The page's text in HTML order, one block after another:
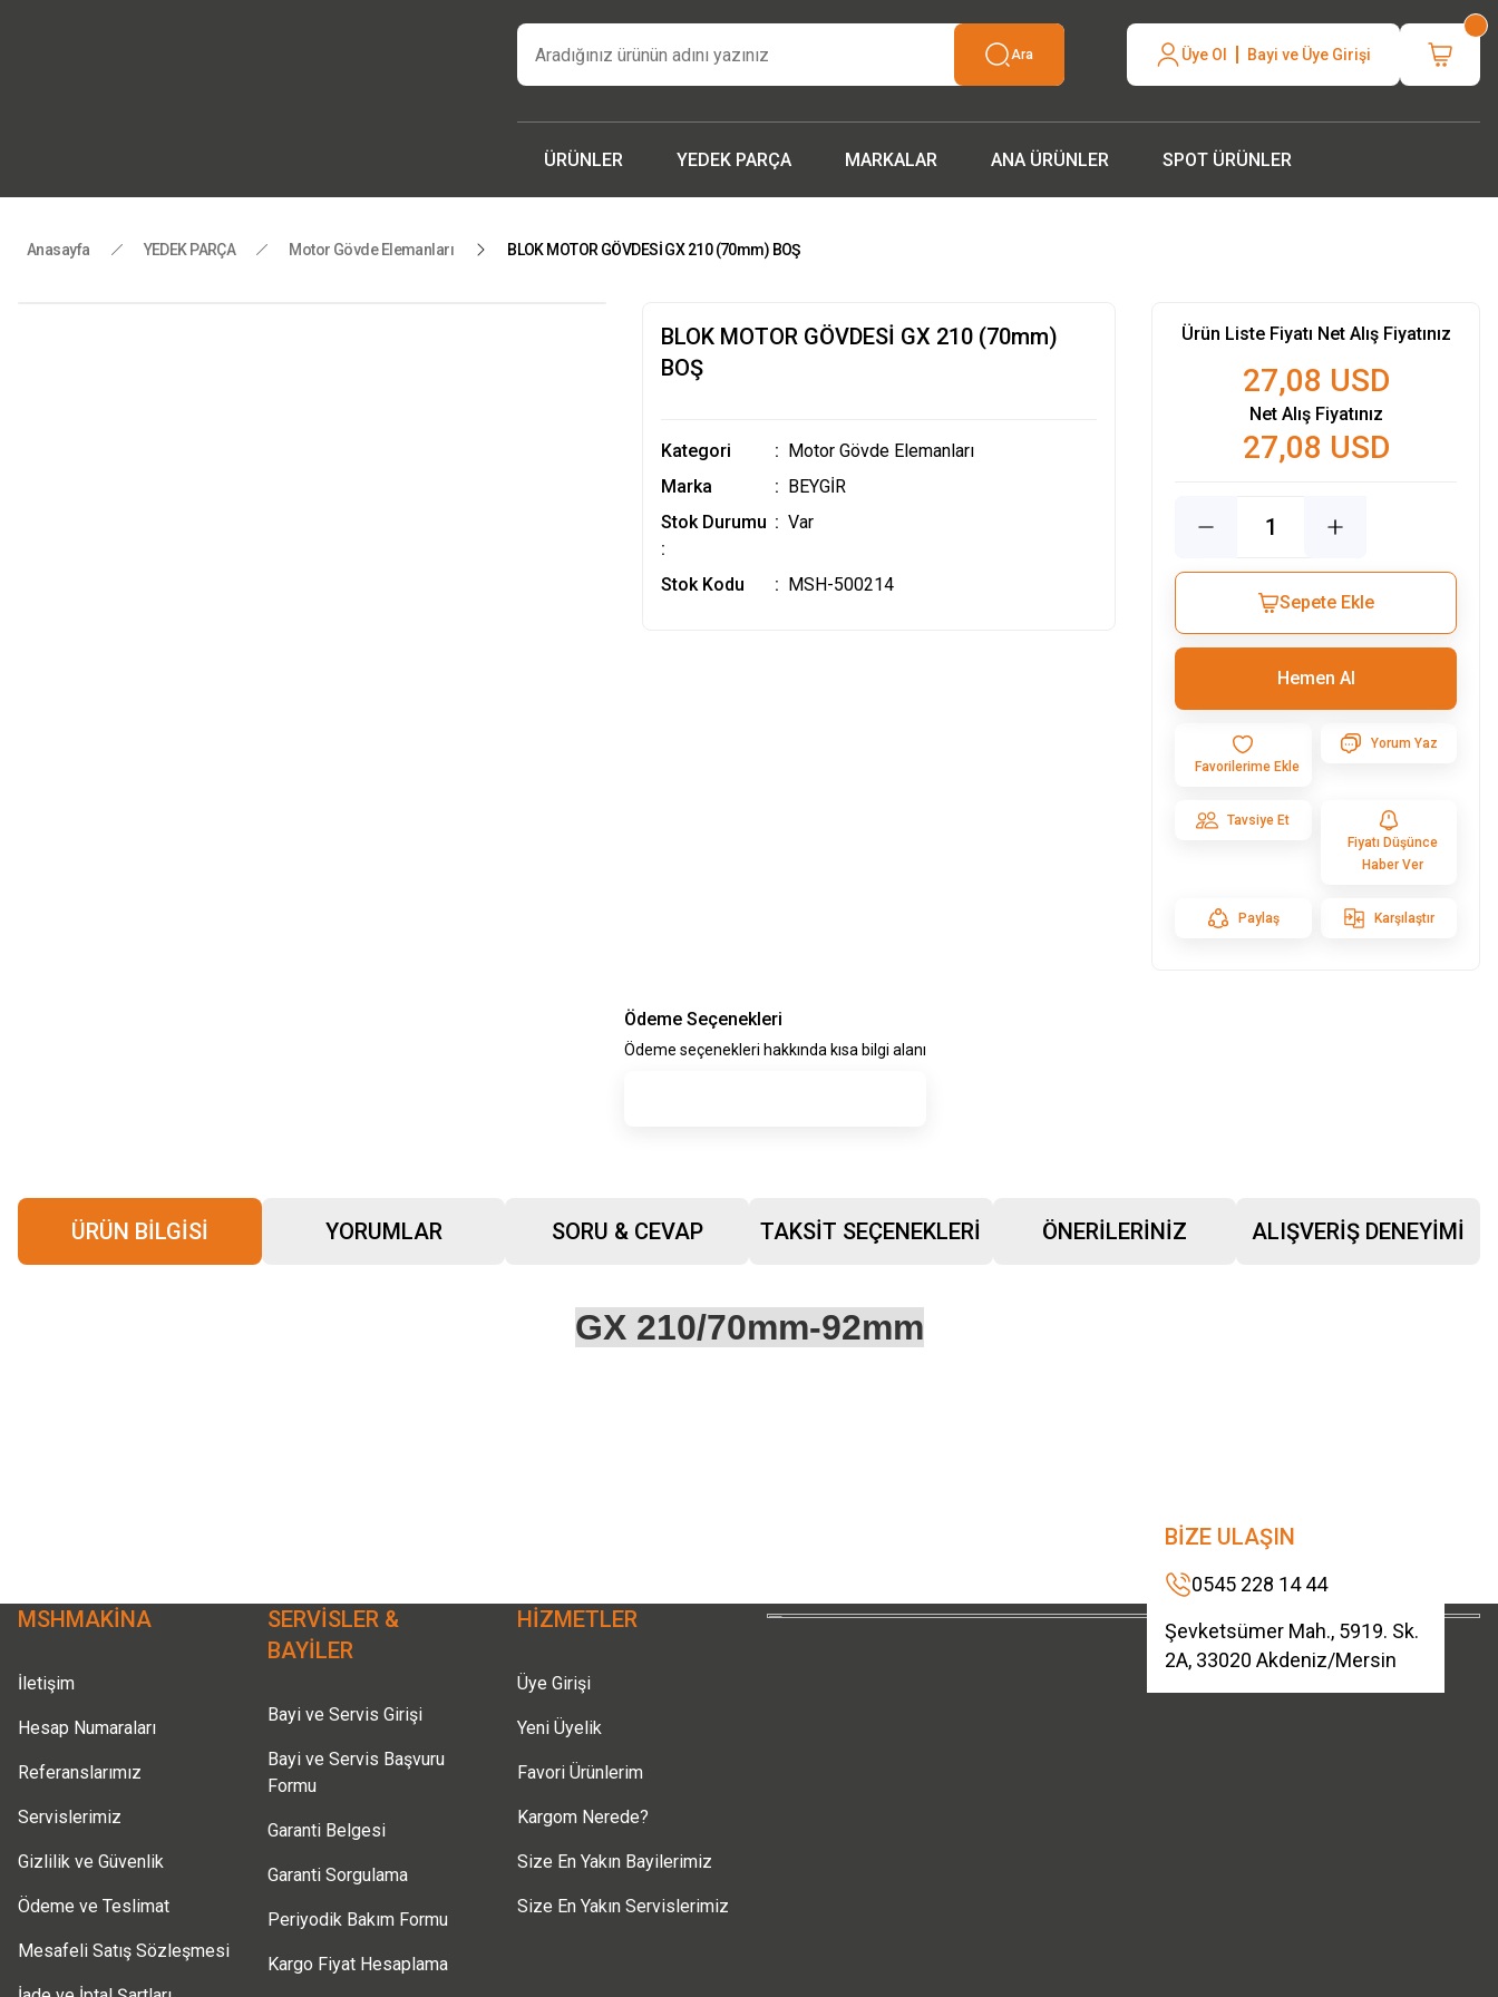
İşcinin nefesi , Makinanın Kuvveti ! MSH MAKİNA
Beygir 3+1 Çapa Makinası ile artık yorulmak yok !
Tüm yedek parçalarda ithalat fiyatları, fırsatlardan yararlanmak için temsilcinizle
Ara Üye Ol Bayi ve Üye Girişi
ÜRÜNLER YEDEK PARÇA MARKALAR ANA ÜRÜNLER SPOT ÜRÜNLER
Anasayfa YEDEK PARÇA Motor Gövde Elemanları BLOK MOTOR GÖVDESİ GX 210 (70mm) BOŞ
BLOK MOTOR GÖVDESİ GX 210 (70mm)
BOŞ
Kategori
Motor Gövde Elemanları
Marka
BEYGİR
Stok Durumu
:
Var
Stok Kodu MSH-500214
Ürün Liste Fiyatı Net Alış Fiyatınız
27,08 USD
Net Alış Fiyatınız
27,08 USD
Sepete Ekle
Hemen Al
Yorum Yaz
Tavsiye Et
Fiyatı Düşünce
Haber Ver
Paylaş Karşılaştır
Ödeme Seçenekleri
Ödeme seçenekleri hakkında kısa bilgi alanı
ÜRÜN BILGISI YORUMLAR SORU & CEVAP TAKSIT SEÇENEKLERI ÖNERILERINIZ ALIŞVERIŞ DENEYIMI
GX 210/70mm-92mm
Ürün fiyatı diğer sitelerden daha pahalı.
Bu ürüne benzer farklı alternatifler olmalı.
MSHMAKİNA
İletişim
Hesap Numaraları
Referanslarımız
Servislerimiz
Gizlilik ve Güvenlik
Ödeme ve Teslimat
Mesafeli Satış Sözleşmesi
SERVİSLER &
BAYİLER
Bayi ve Servis Girişi
Bayi ve Servis Başvuru
Formu
Garanti Belgesi
Garanti Sorgulama
Periyodik Bakım Formu
Kargo Fiyat Hesaplama
HİZMETLER
Üye Girişi
Yeni Üyelik
Favori Ürünlerim
Kargom Nerede?
Size En Yakın Bayilerimiz
Size En Yakın Servislerimiz
BİZE ULAŞIN
0545 228 14 44
Şevketsümer Mah., 5919. Sk.
2A, 33020 Akdeniz/Mersin